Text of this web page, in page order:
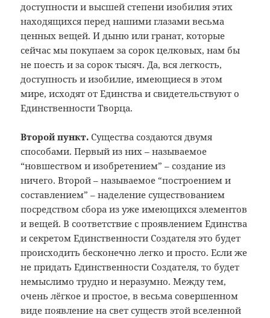
доступности и высшей степени изобилия этих
находящихся перед нашими глазами весьма
ценных вещей. И дыню или гранат, которые
сейчас мы покупаем за сорок целковых, нам бы
не поесть и за сорок тысяч. Да, вся легкость,
доступность и изобилие, имеющиеся в этом
мире, исходят от Единства и свидетельствуют о
Единственности Творца.
Второй пункт. Существа создаются двумя
способами. Первый из них – называемое
“новшеством и изобретением” – создание из
ничего. Второй – называемое “построением и
составлением” – наделение существованием
посредством сбора из уже имеющихся элементов
и вещей. В соответствие с проявлением Единства
и секретом Единственности Создателя это будет
происходить бесконечно легко и просто. Если же
не придать Единственности Создателя, то будет
немыслимо трудно и неразумно. Между тем,
очень лёгкое и простое, в весьма совершенном
виде появление на свет существ этой вселенной